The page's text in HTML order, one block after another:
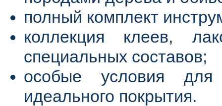
полный комплект
коллекция клеев,
специальных составов;
особые условия
идеального покрытия.